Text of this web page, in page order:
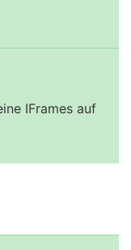
IFrames auf